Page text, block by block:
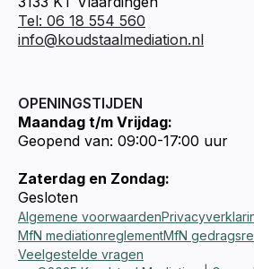
Tel: 06 18 554 560
info@koudstaalmediation.nl
OPENINGSTIJDEN
Maandag t/m Vrijdag:
Geopend van: 09:00-17:00 uur
Zaterdag en Zondag:
Gesloten
Algemene voorwaarden
MfN mediationreglementMfN
Veelgestelde vragen